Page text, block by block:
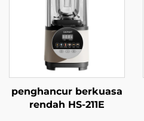
penghancur berkuasa
rendah HS-211E